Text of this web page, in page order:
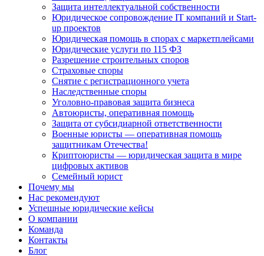
Защита интеллектуальной собственности
Юридическое сопровождение IT компаний и Start-
up проектов
Юридическая помощь в спорах с маркетплейсами
Юридические услуги по 115 ФЗ
Разрешение строительных споров
Страховые споры
Снятие с регистрационного учета
Наследственные споры
Уголовно-правовая защита бизнеса
Автоюристы, оперативная помощь
Защита от субсидиарной ответственности
Военные юристы — оперативная помощь
защитникам Отечества!
Криптоюристы — юридическая защита в мире
цифровых активов
Семейный юрист
Почему мы
Нас рекомендуют
Успешные юридические кейсы
О компании
Команда
Контакты
Блог